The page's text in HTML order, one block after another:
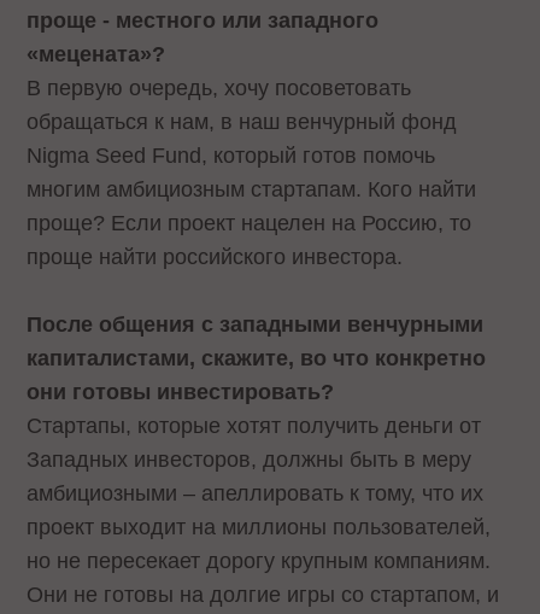
проще - местного или западного
«мецената»?
В первую очередь, хочу посоветовать
обращаться к нам, в наш венчурный фонд
Nigma Seed Fund, который готов помочь
многим амбициозным стартапам. Кого найти
проще? Если проект нацелен на Россию, то
проще найти российского инвестора.
После общения с западными венчурными
капиталистами, скажите, во что конкретно
они готовы инвестировать?
Стартапы, которые хотят получить деньги от
Западных инвесторов, должны быть в меру
амбициозными – апеллировать к тому, что их
проект выходит на миллионы пользователей,
но не пересекает дорогу крупным компаниям.
Они не готовы на долгие игры со стартапом, и